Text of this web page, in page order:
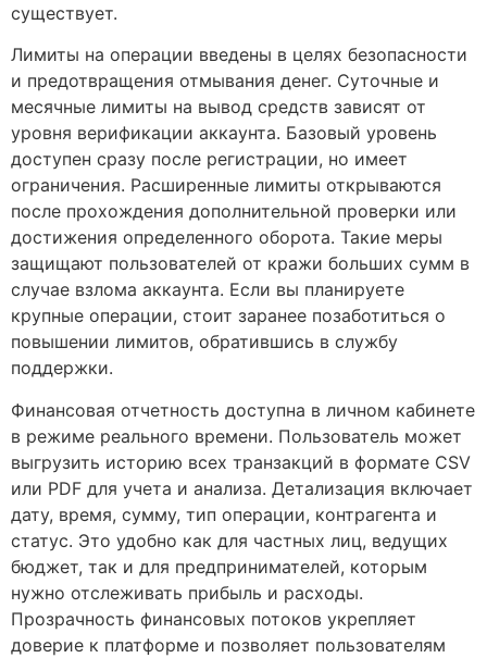
существует.
Лимиты на операции введены в целях безопасности
и предотвращения отмывания денег. Суточные и
месячные лимиты на вывод средств зависят от
уровня верификации аккаунта. Базовый уровень
доступен сразу после регистрации, но имеет
ограничения. Расширенные лимиты открываются
после прохождения дополнительной проверки или
достижения определенного оборота. Такие меры
защищают пользователей от кражи больших сумм в
случае взлома аккаунта. Если вы планируете
крупные операции, стоит заранее позаботиться о
повышении лимитов, обратившись в службу
поддержки.
Финансовая отчетность доступна в личном кабинете
в режиме реального времени. Пользователь может
выгрузить историю всех транзакций в формате CSV
или PDF для учета и анализа. Детализация включает
дату, время, сумму, тип операции, контрагента и
статус. Это удобно как для частных лиц, ведущих
бюджет, так и для предпринимателей, которым
нужно отслеживать прибыль и расходы.
Прозрачность финансовых потоков укрепляет
доверие к платформе и позволяет пользователям